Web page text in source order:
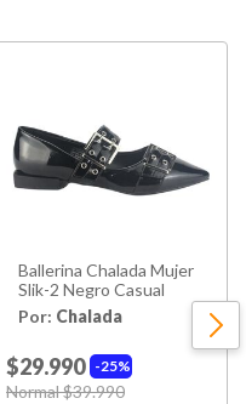
Ballerina Chalada Mujer
Slik-2 Negro Casual
Por: Chalada
25%
$29.990
Price reduced from
Normal $39.990